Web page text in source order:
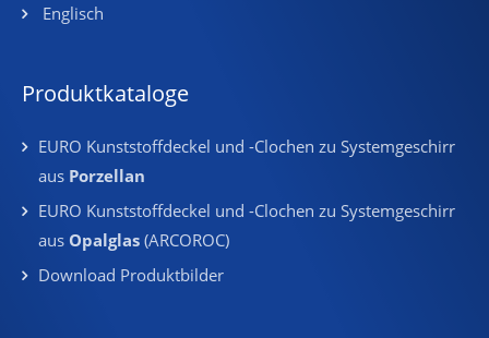
Englisch
Produktkataloge
EURO Kunststoffdeckel und -Clochen zu Systemgeschirr
aus Porzellan
EURO Kunststoffdeckel und -Clochen zu Systemgeschirr
aus Opalglas (ARCOROC)
Download Produktbilder